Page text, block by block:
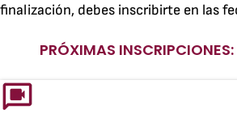
finalización, debes inscribirte en las
PRÓXIMAS